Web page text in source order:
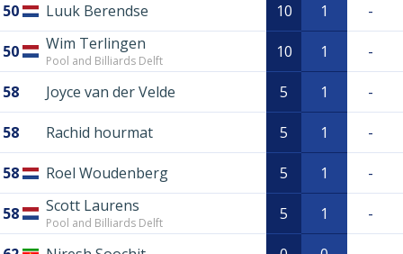
50 Luuk Berendse 10 1 -
50 Wim Terlingen
Pool and Billiards Delft 10 1 -
58 Joyce van der Velde 5 1 -
58 Rachid hourmat 5 1 -
58 Roel Woudenberg 5 1 -
58 Scott Laurens
Pool and Billiards Delft 5 1 -